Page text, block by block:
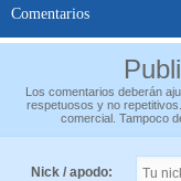
Comentarios
Los comentarios deberán
respetuosos y no
comercial. Tampoco
Nick / apodo: